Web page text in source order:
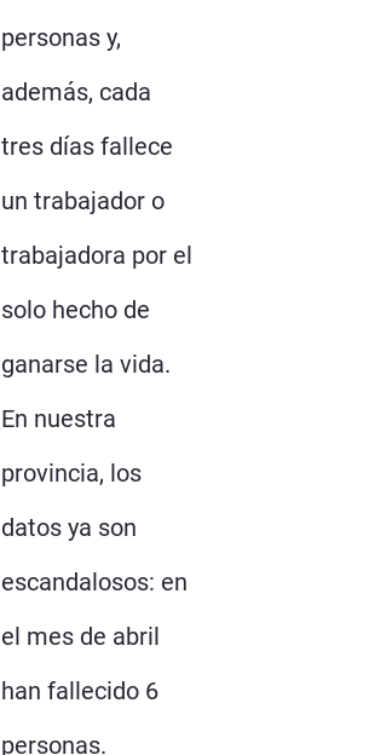
personas y,
además, cada
tres días fallece
un trabajador o
trabajadora por el
solo hecho de
ganarse la vida.
En nuestra
provincia, los
datos ya son
escandalosos: en
el mes de abril
han fallecido 6
personas.